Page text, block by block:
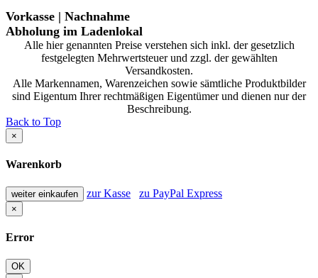
Vorkasse | Nachnahme
Abholung im Ladenlokal
Alle hier genannten Preise verstehen sich inkl. der gesetzlich
festgelegten Mehrwertsteuer und zzgl. der gewählten
Versandkosten.
Alle Markennamen, Warenzeichen sowie sämtliche Produktbilder
sind Eigentum Ihrer rechtmäßigen Eigentümer und dienen nur der
Beschreibung.
Back to Top
×
Warenkorb
weiter einkaufen zur Kasse zu PayPal Express
×
Error
OK